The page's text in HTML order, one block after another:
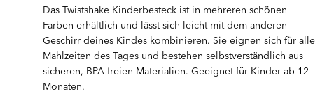
Das Twistshake Kinderbesteck ist in mehreren schönen
Farben erhältlich und lässt sich leicht mit dem anderen
Geschirr deines Kindes kombinieren. Sie eignen sich für alle
Mahlzeiten des Tages und bestehen selbstverständlich aus
sicheren, BPA-freien Materialien. Geeignet für Kinder ab 12
Monaten.